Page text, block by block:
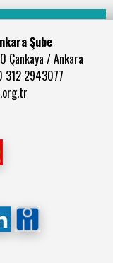
Şube
Çankaya / Ankara
312 2943077